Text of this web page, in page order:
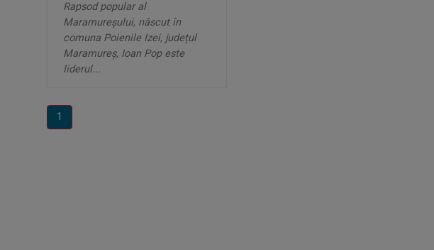
Rapsod popular al
Maramureșului, născut în
comuna Poienile Izei, județul
Maramureș, Ioan Pop este
liderul...
1